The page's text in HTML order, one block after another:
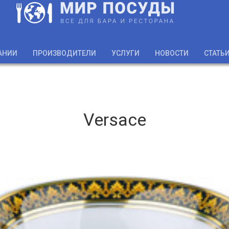
ПРОИЗВОДИТЕЛИ УСЛУГИ НОВОСТИ СТАТЬИ
Versace